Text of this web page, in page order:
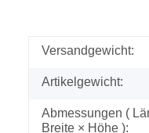
Versandgewicht:
Artikelgewicht:
Abmessungen (
Breite × Höhe ):